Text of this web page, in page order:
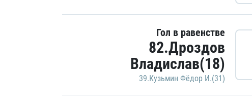
Гол в равенстве
82.Дроздов
Владислав(18)
39.Кузьмин Фёдор И.(31)